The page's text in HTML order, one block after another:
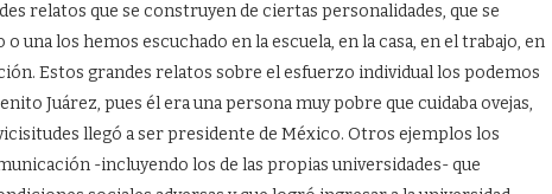
relatos que se construyen de ciertas personalidades, que se
una los hemos escuchado en la escuela, en la casa, en el trabajo, en
Estos grandes relatos sobre el esfuerzo individual los podemos
Juárez, pues él era una persona muy pobre que cuidaba ovejas,
llegó a ser presidente de México. Otros ejemplos los
-incluyendo los de las propias universidades- que